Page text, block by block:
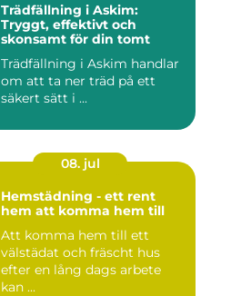
Trädfällning i Askim:
Tryggt, effektivt och
skonsamt för din tomt
Trädfällning i Askim handlar
om att ta ner träd på ett
säkert sätt i ...
08. jul
Hemstädning - ett rent
hem att komma hem till
Att komma hem till ett
välstädat och fräscht hus
efter en lång dags arbete
kan ...